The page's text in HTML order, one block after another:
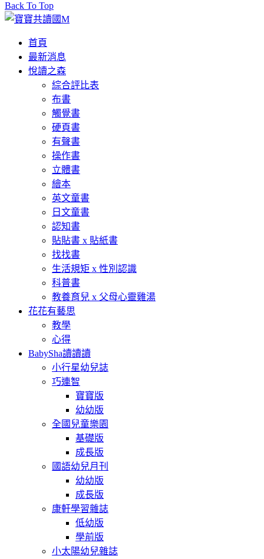
Back To Top
首頁
最新消息
悅讀之森
綜合評比表
布書
觸覺書
硬頁書
有聲書
操作書
立體書
繪本
英文童書
日文童書
認知書
貼貼書 x 貼紙書
找找書
生活規矩 x 性別認識
科普書
教養育兒 x 父母心靈雞湯
花花有藝思
教學
心得
BabySha讀讀讀
小行星幼兒誌
巧連智
寶寶版
幼幼版
全國兒童樂園
基礎版
成長版
國語幼兒月刊
幼幼版
成長版
康軒學習雜誌
低幼版
學前版
小太陽幼兒雜誌